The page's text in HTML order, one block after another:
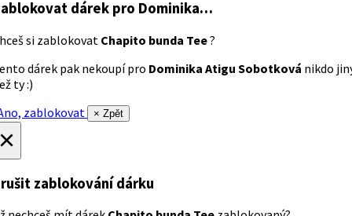
dárek pro Dominika…
si zablokovat Chapito bunda Tee?
dárek pak nekoupí pro Dominika Atigu Sobotková nikdo
ty :)
zablokovat
× Zpět
zablokování dárku